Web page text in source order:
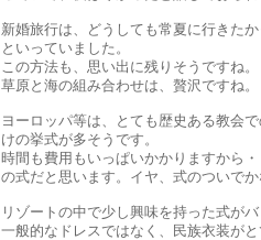
新婚旅行は、どうしても常夏に行きた
といっていました。
この方法も、思い出に残りそうですね。
草原と海の組み合わせは、贅沢ですね。
ヨーロッパ等は、とても歴史ある教会
けの挙式が多そうです。
時間も費用もいっぱいかかりますから
の式だと思います。イヤ、式のついで
リゾートの中で少し興味を持った式が
一般的なドレスではなく、民族衣装が